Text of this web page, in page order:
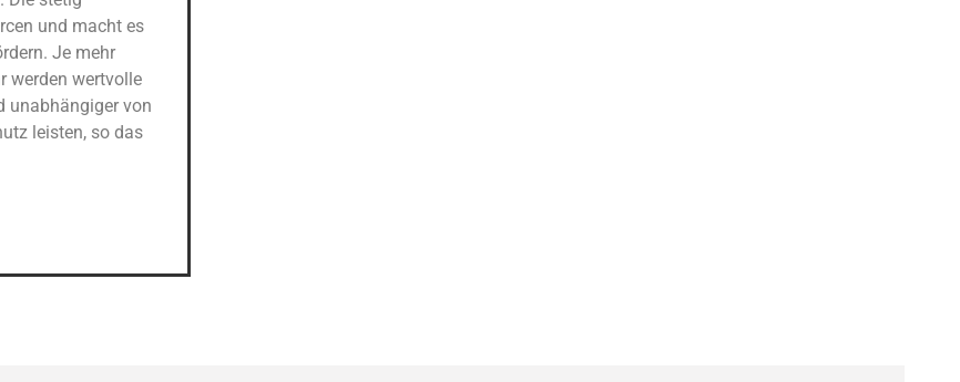
und macht es
Je mehr
werden wertvolle
unabhängiger von
leisten, so das